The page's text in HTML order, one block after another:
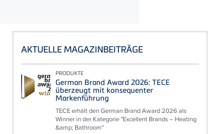
AKTUELLE MAGAZINBEITRÄGE
PRODUKTE
German Brand Award 2026: TECE
überzeugt mit konsequenter
Markenführung
TECE erhält den German Brand Award 2026 als
Winner in der Kategorie "Excellent Brands – Heating
&amp; Bathroom"